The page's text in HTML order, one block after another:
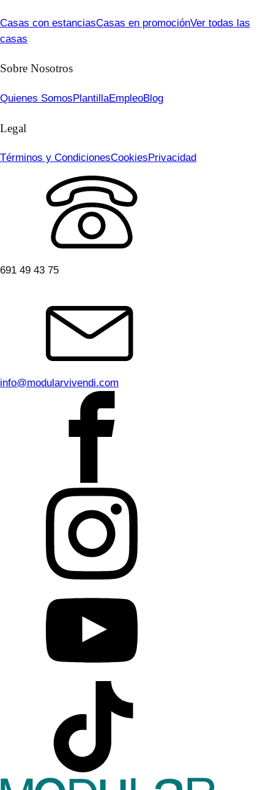
Casas con estanciasCasas en promociónVer todas las
casas
Sobre Nosotros
Quienes SomosPlantillaEmpleoBlog
Legal
Términos y CondicionesCookies Privacidad
691 49 43 75
info@modularvivendi.com